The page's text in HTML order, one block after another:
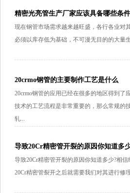
精密光亮管生产厂家应该具备哪些条件
现在钢管市场需求越来越旺盛，各行各业对
必须以库存低为基础，不可漫无目的的大量
20crmo钢管的主要制作工艺是什么
20crmo钢管的应用已经在很多的地区得到
技术的工艺流程是非常重要的，那么常规的
轧...
导致20Cr精密管开裂的原因你知道多
导致20Cr精密管开裂的原因你知道多少?相
20Cr精密管裂开之后就需要我们对其进行修